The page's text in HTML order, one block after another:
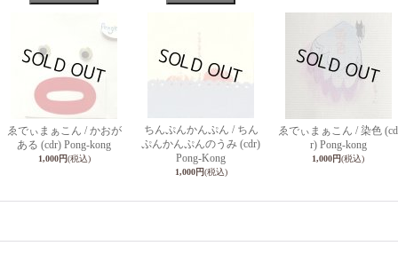
ゑでぃまぁこん / かおが
ある (cdr) Pong-kong
1,000円(税込)
ちんぷんかんぷん / ちん
ぷんかんぷんのうみ (cdr)
Pong-Kong
1,000円(税込)
ゑでぃまぁこん / 染色 (cd
r) Pong-kong
1,000円(税込)